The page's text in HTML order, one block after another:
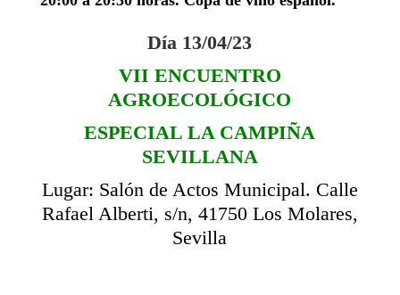
Día 13/04/23
VII ENCUENTRO
AGROECOLÓGICO
ESPECIAL LA CAMPIÑA
SEVILLANA
Lugar: Salón de Actos Municipal. Calle
Rafael Alberti, s/n, 41750 Los Molares,
Sevilla